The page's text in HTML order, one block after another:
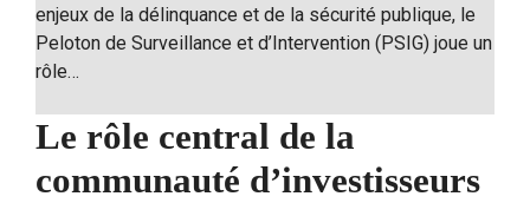
enjeux de la délinquance et de la sécurité publique, le
Peloton de Surveillance et d’Intervention (PSIG) joue un
rôle…
Le rôle central de la
communauté d’investisseurs